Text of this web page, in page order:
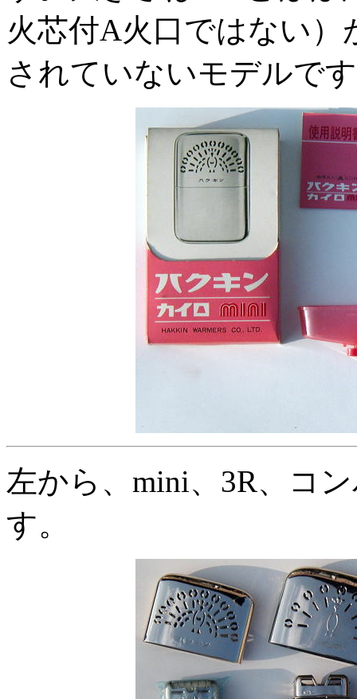
火芯付A火口ではない
されていないモデルで
左から、mini、3R、コ
す。